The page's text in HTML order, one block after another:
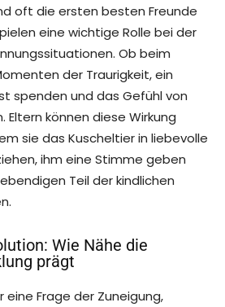
oft die ersten besten Freunde
eine wichtige Rolle bei der
Ob beim
der Traurigkeit, ein
spenden und das Gefühl von
können diese Wirkung
sie das Kuscheltier in liebevolle
ihm eine Stimme geben
Teil der kindlichen
Wie Nähe die
prägt
eine Frage der Zuneigung,